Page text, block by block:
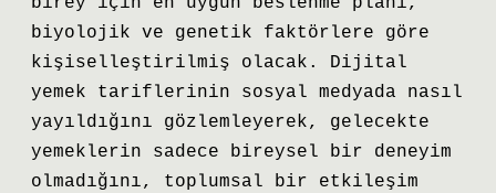
biyolojik ve genetik faktörlere göre
kişiselleştirilmiş olacak. Dijital
yemek tariflerinin sosyal medyada nasıl
yayıldığını gözlemleyerek, gelecekte
yemeklerin sadece bireysel bir deneyim
olmadığını, toplumsal bir etkileşim